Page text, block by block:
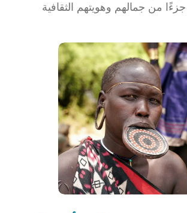
جزءًا من جمالهم وهويتهم الثقافية